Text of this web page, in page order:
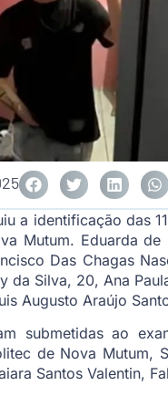
a identificação das
Mutum. Eduarda
Das Chagas
da Silva, 20, Ana
Augusto Araújo
submetidas ao
de Nova Mutum,
Santos Valentin,